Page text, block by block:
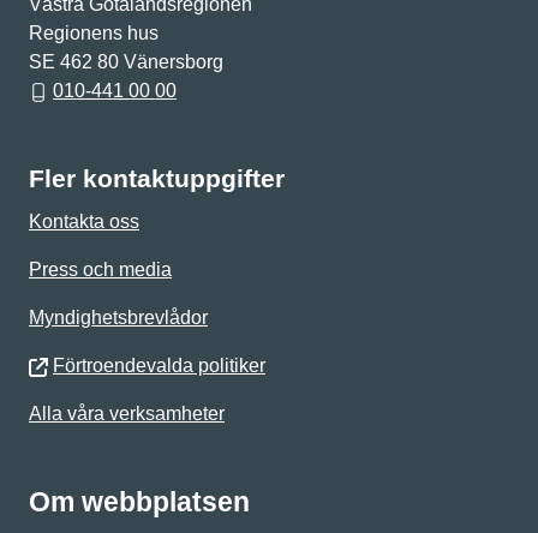
Västra Götalandsregionen
Regionens hus
SE 462 80 Vänersborg
010-441 00 00
Fler kontaktuppgifter
Kontakta oss
Press och media
Myndighetsbrevlådor
Förtroendevalda politiker
Alla våra verksamheter
Om webbplatsen